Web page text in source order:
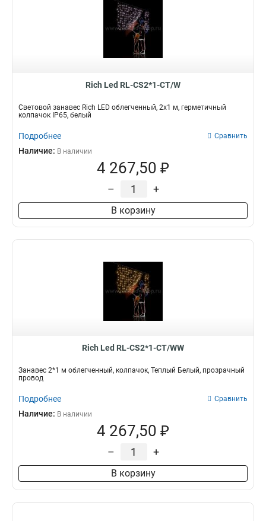
Rich Led RL-CS2*1-CT/W
Световой занавес Rich LED облегченный, 2х1 м, герметичный
колпачок IP65, белый
Подробнее Сравнить
Наличие: В наличии
4 267,50 ₽
– +
В корзину
Rich Led RL-CS2*1-CT/WW
Занавес 2*1 м облегченный, колпачок, Теплый Белый, прозрачный
провод
Подробнее Сравнить
Наличие: В наличии
4 267,50 ₽
– +
В корзину